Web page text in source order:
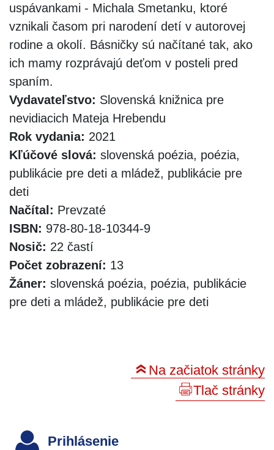
uspávankami - Michala Smetanku, ktoré
vznikali časom pri narodení detí v autorovej
rodine a okolí. Básničky sú načítané tak, ako
ich mamy rozprávajú deťom v posteli pred
spaním.
Vydavateľstvo: Slovenská knižnica pre
nevidiacich Mateja Hrebendu
Rok vydania: 2021
Kľúčové slová: slovenská poézia, poézia,
publikácie pre deti a mládež, publikácie pre
deti
Načítal: Prevzaté
ISBN: 978-80-18-10344-9
Nosič: 22 častí
Počet zobrazení: 13
Žáner: slovenská poézia, poézia, publikácie
pre deti a mládež, publikácie pre deti
Na začiatok stránky
Tlač stránky
Prihlásenie